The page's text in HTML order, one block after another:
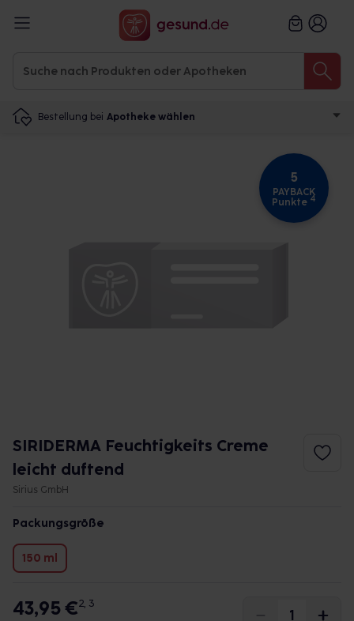
Bestellung bei Apotheke wählen
5
PAYBACK
Punkte 4
SIRIDERMA Feuchtigkeits Creme
leicht duftend
Sirius GmbH
Packungsgröße
150 ml
43,95 €2, 3